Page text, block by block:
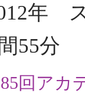
年
55分
回アカ